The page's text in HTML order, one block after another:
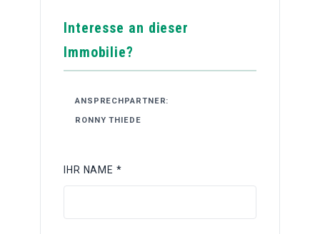
Interesse an dieser
Immobilie?
ANSPRECHPARTNER:
RONNY THIEDE
IHR NAME *